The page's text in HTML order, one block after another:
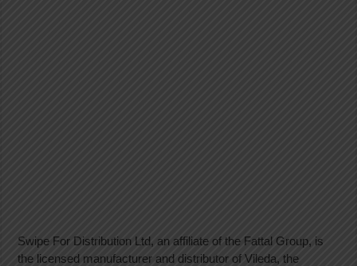
Swipe For Distribution Ltd, an affiliate of the Fattal Group, is
the licensed manufacturer and distributor of Vileda, the